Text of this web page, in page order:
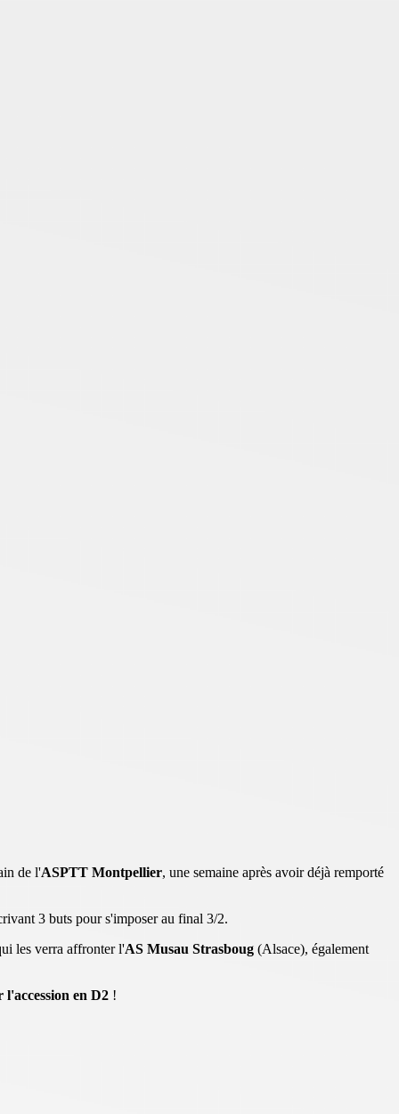
de l'ASPTT Montpellier, une semaine après avoir déjà remporté
3 buts pour s'imposer au final 3/2.
les verra affronter l'AS Musau Strasboug (Alsace), également
en D2 !